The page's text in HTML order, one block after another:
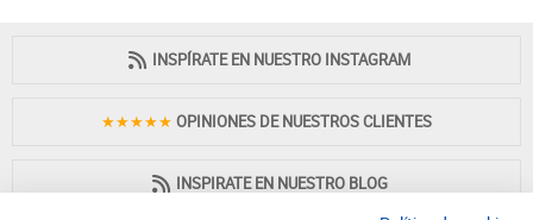
INSPÍRATE EN NUESTRO INSTAGRAM
★★★★★ OPINIONES DE NUESTROS CLIENTES
INSPIRATE EN NUESTRO BLOG